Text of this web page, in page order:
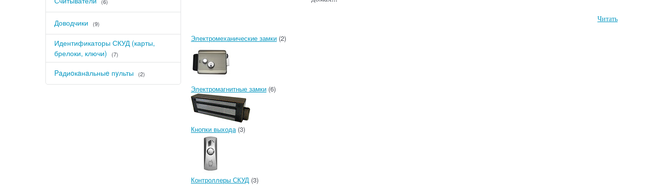
Доводчики (9)
Идентификаторы СКУД (карты,
брелоки, ключи)
(7)
Paдиoкaнaльныe пyльты (2)
Читать
Электромеханические замки (2)
Электромагнитные замки (6)
Кнопки выхода (3)
Контроллеры СКУД (3)